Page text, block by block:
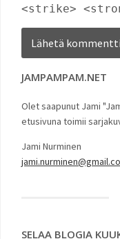
<strike>
JAMPAMPAM.NET
Olet saapunut Jami
etusivuna toimii
Jami Nurminen
SELAA BLOGIA